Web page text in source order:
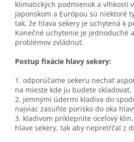
klimatických podmienok a vlhkosti
Japonskom a Európou sú niektoré
tak, že hlava sekery je uchytená k
Konečné uchytenie je jednoduché
problémov zvládnuť.
Postup fixácie hlavy sekery:
1. odporúčame sekeru nechať
na mieste kde ju budete skladovať,
2. jemnými údermi kladiva do
najviac zasuňte porisko do oka
3. kladivom priklepnite oceľový
hlave sekery, tak aby nepretŕčal z